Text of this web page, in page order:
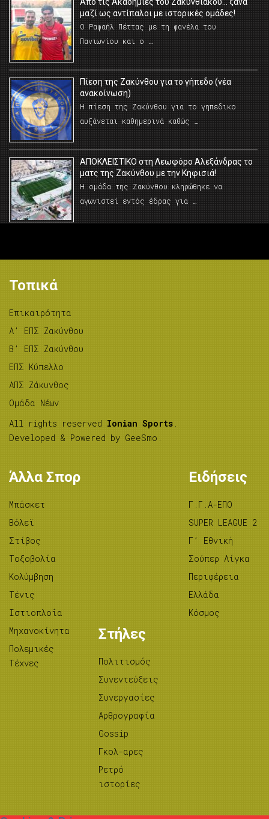
Από τις Ακαδημίες του Ζακυνθιακού… ξανά
μαζί ως αντίπαλοι με ιστορικές ομάδες!
Ο Ραφαήλ Πέττας με τη φανέλα του
Πανιωνίου και ο …
Πίεση της Ζακύνθου για το γήπεδο (νέα
ανακοίνωση)
Η πίεση της Ζακύνθου για το γηπεδικο
αυξάνεται καθημερινά καθώς …
AΠΟΚΛΕΙΣΤΙΚΟ στη Λεωφόρο Αλεξάνδρας το
ματς της Ζακύνθου με την Κηφισιά!
Η ομάδα της Ζακύνθου κληρώθηκε να
αγωνιστεί εντός έδρας για …
Τοπικά
Επικαιρότητα
A’ ΕΠΣ Ζακύνθου
B’ ΕΠΣ Ζακύνθου
ΕΠΣ Κύπελλο
ΑΠΣ Ζάκυνθος
Ομάδα Νέων
All rights reserved Ionian Sports .
Developed & Powered by GeeSmo .
Άλλα Σπορ
Μπάσκετ
Βόλεϊ
Στίβος
Tοξοβολία
Κολύμβηση
Τένις
Ιστιοπλοΐα
Μηχανοκίνητα
Πολεμικές
Τέχνες
Ειδήσεις
Γ.Γ.Α-ΕΠΟ
SUPER LEAGUE 2
Γ’ Εθνική
Σούπερ Λίγκα
Περιφέρεια
Ελλάδα
Κόσμος
Στήλες
Πολιτισμός
Συνεντεύξεις
Συνεργασίες
Αρθρογραφία
Gossip
Γκολ-αρες
Ρετρό
ιστορίες